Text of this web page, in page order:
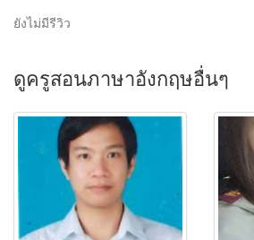
ยังไม่มีรีวิว
ดูครูสอนภาษาอังกฤษอื่นๆ